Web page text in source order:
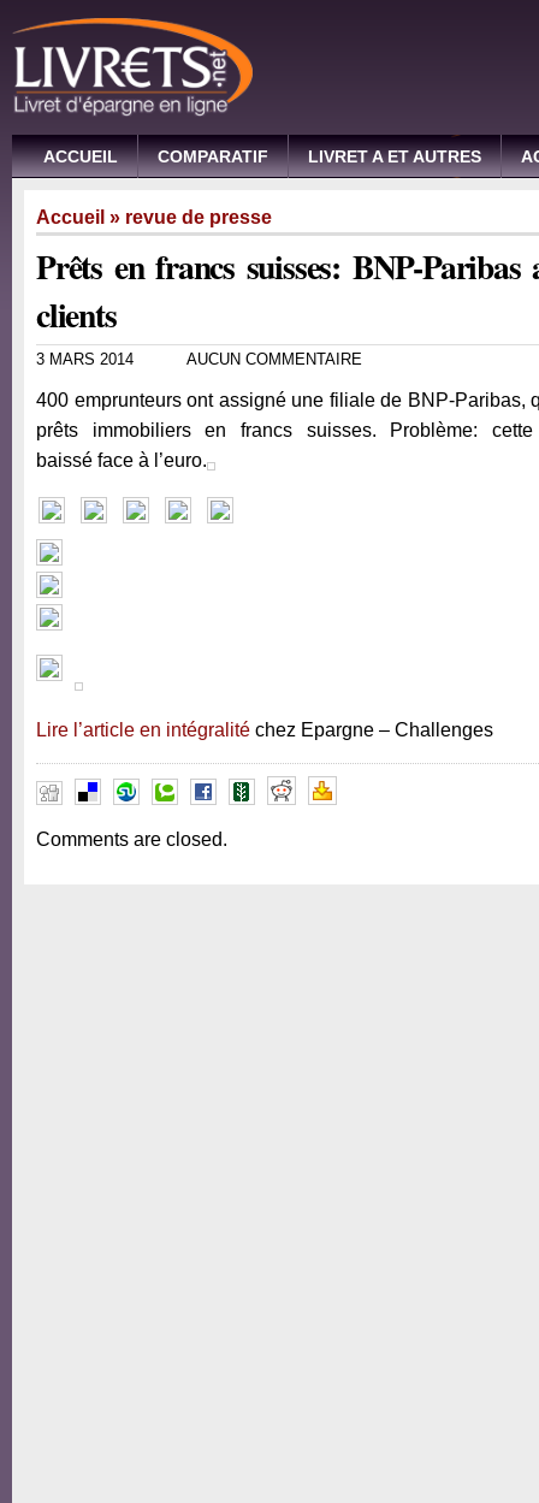
ACCUEIL COMPARATIF LIVRET A ET AUTRES
Accueil » revue de presse
Prêts en francs suisses: BNP-Paribas
clients
3 MARS 2014 AUCUN COMMENTAIRE
400 emprunteurs ont assigné une filiale de BNP-Paribas,
prêts immobiliers en francs suisses. Problème:
baissé face à l’euro.
Lire l’article en intégralité chez Epargne – Challenges
Comments are closed.